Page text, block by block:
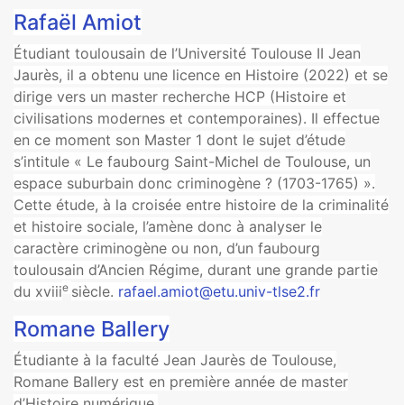
Rafaël Amiot
Étudiant toulousain de l’Université Toulouse II Jean
Jaurès, il a obtenu une licence en Histoire (2022) et se
dirige vers un master recherche HCP (Histoire et
civilisations modernes et contemporaines). Il effectue
en ce moment son Master 1 dont le sujet d’étude
s’intitule « Le faubourg Saint-Michel de Toulouse, un
espace suburbain donc criminogène ? (1703-1765) ».
Cette étude, à la croisée entre histoire de la criminalité
et histoire sociale, l’amène donc à analyser le
caractère criminogène ou non, d’un faubourg
toulousain d’Ancien Régime, durant une grande partie
du xviiie siècle. rafael.amiot@etu.univ-tlse2.fr
Romane Ballery
Étudiante à la faculté Jean Jaurès de Toulouse,
Romane Ballery est en première année de master